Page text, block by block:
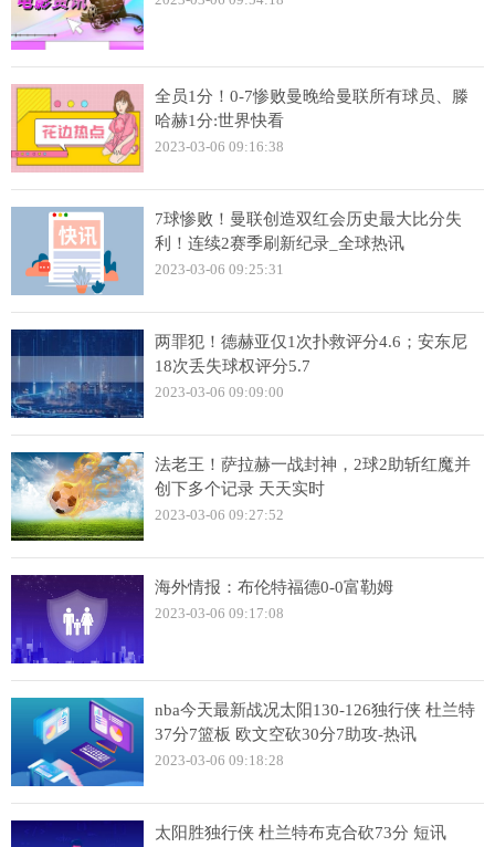
全员1分！0-7惨败曼晚给曼联所有球员、滕
哈赫1分:世界快看
2023-03-06 09:16:38
7球惨败！曼联创造双红会历史最大比分失
利！连续2赛季刷新纪录_全球热讯
2023-03-06 09:25:31
两罪犯！德赫亚仅1次扑救评分4.6；安东尼
18次丢失球权评分5.7
2023-03-06 09:09:00
法老王！萨拉赫一战封神，2球2助斩红魔并
创下多个记录 天天实时
2023-03-06 09:27:52
海外情报：布伦特福德0-0富勒姆
2023-03-06 09:17:08
nba今天最新战况太阳130-126独行侠 杜兰特
37分7篮板 欧文空砍30分7助攻-热讯
2023-03-06 09:18:28
太阳胜独行侠 杜兰特布克合砍73分 短讯